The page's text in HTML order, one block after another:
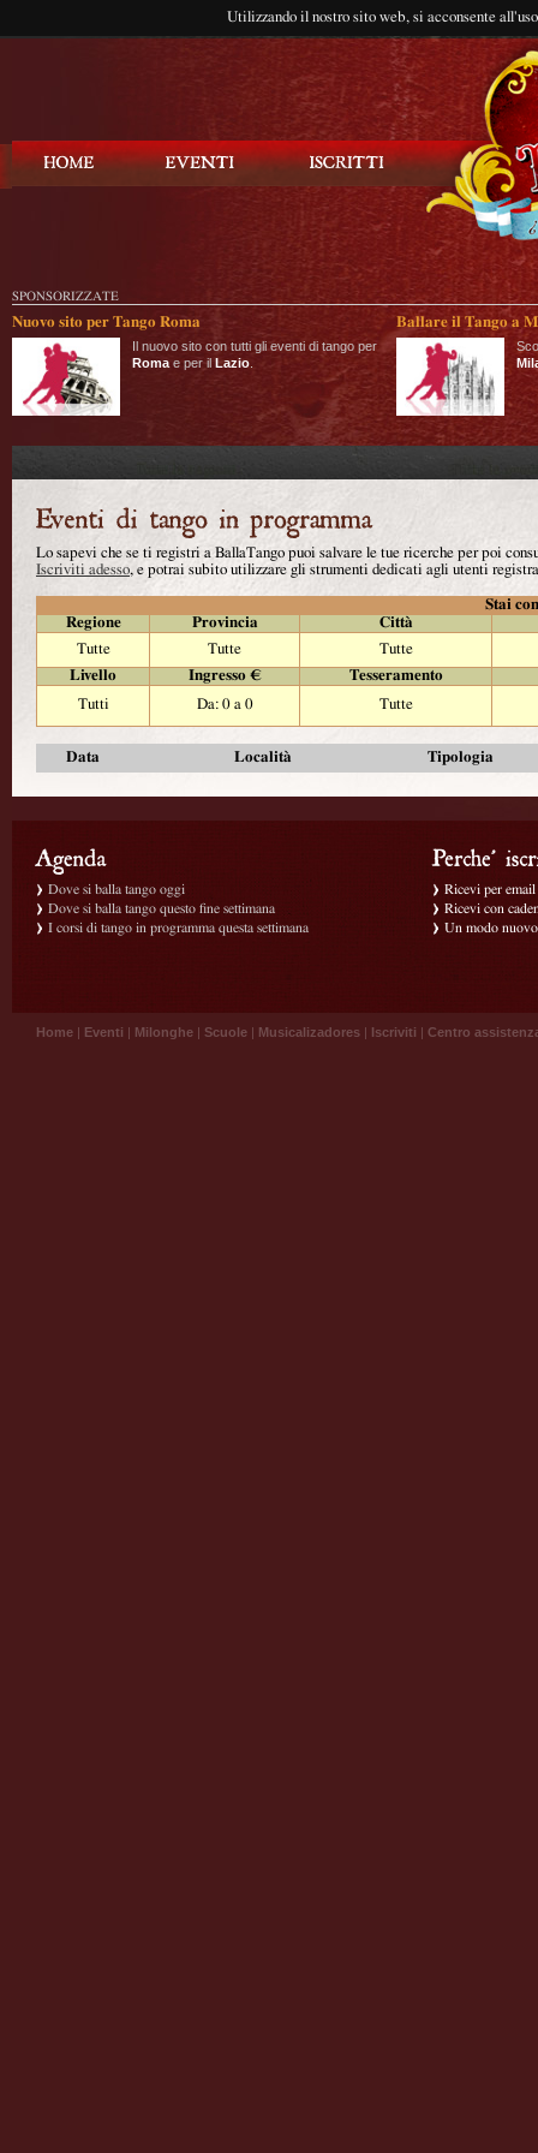
Utilizzando il nostro sito web, si acconsente
SPONSORIZZATE
Nuovo sito per Tango Roma
Il nuovo sito con tutti gli eventi di tango per
Roma e per il Lazio
Ballare il Tango a
Lo sapevi che se ti registri a BallaTango puoi salvare le tue ricerche per poi
Iscriviti adesso, e potrai subito utilizzare gli strumenti dedicati agli utenti
Stai
Regione
Provincia
Città
Tutte
Tutte
Tutte
Livello
Ingresso €
Tesseramento
Tutti
Da: 0 a 0 Tutte
Data Località Tipologia
Dove si balla tango oggi
Dove si balla tango questo fine settimana
I corsi di tango in programma questa settimana
Ricevi per
Ricevi con
Un modo
Home | Eventi | Milonghe | Scuole | Musicalizadores | Iscriviti | Centro